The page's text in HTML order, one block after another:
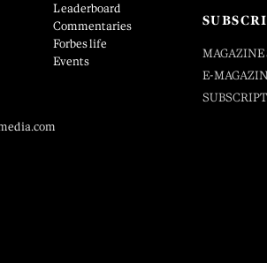
Leaderboard
Commentaries
Forbes life
Events
MAGAZINE
E-